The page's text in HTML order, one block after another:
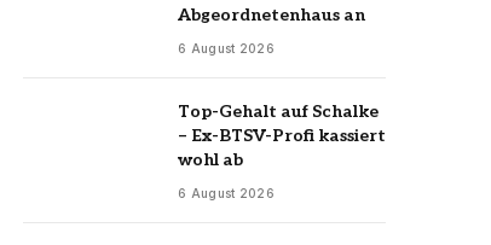
Abgeordnetenhaus an
6 August 2026
Top-Gehalt auf Schalke
– Ex-BTSV-Profi kassiert
wohl ab
6 August 2026